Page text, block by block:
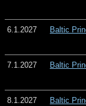
6.1.2027 Baltic
7.1.2027 Baltic
8.1.2027 Baltic